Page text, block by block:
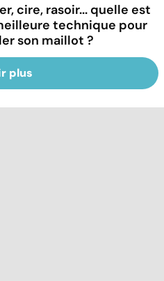
cire, rasoir... quelle est
technique pour
son maillot ?
plus